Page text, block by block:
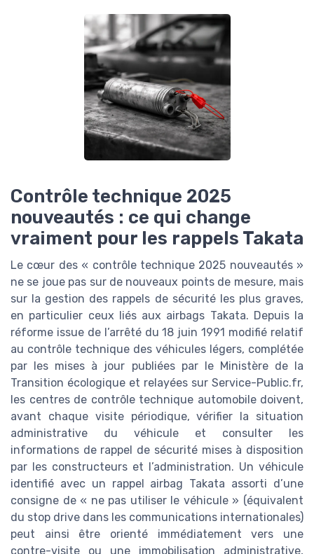
Contrôle technique 2025
nouveautés : ce qui change
vraiment pour les rappels Takata
Le cœur des « contrôle technique 2025 nouveautés »
ne se joue pas sur de nouveaux points de mesure, mais
sur la gestion des rappels de sécurité les plus graves,
en particulier ceux liés aux airbags Takata. Depuis la
réforme issue de l’arrêté du 18 juin 1991 modifié relatif
au contrôle technique des véhicules légers, complétée
par les mises à jour publiées par le Ministère de la
Transition écologique et relayées sur Service-Public.fr,
les centres de contrôle technique automobile doivent,
avant chaque visite périodique, vérifier la situation
administrative du véhicule et consulter les
informations de rappel de sécurité mises à disposition
par les constructeurs et l’administration. Un véhicule
identifié avec un rappel airbag Takata assorti d’une
consigne de « ne pas utiliser le véhicule » (équivalent
du stop drive dans les communications internationales)
peut ainsi être orienté immédiatement vers une
contre-visite ou une immobilisation administrative,